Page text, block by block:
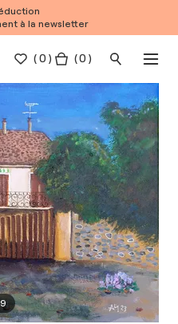
à la newsletter
(0 ) ( 0 )
9